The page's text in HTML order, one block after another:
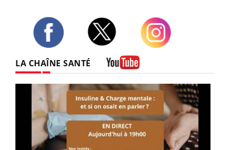
LA CHAÎNE SANTÉ